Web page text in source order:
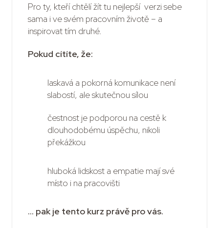
Pro ty, kteří chtělí žít tu nejlepší verzi sebe
sama i ve svém pracovním životě – a
inspirovat tím druhé.
Pokud cítíte, že:
laskavá a pokorná komunikace není
slabostí, ale skutečnou sílou
čestnost je podporou na cestě k
dlouhodobému úspěchu, nikoli
překážkou
hluboká lidskost a empatie mají své
místo i na pracovišti
... pak je tento kurz právě pro vás.